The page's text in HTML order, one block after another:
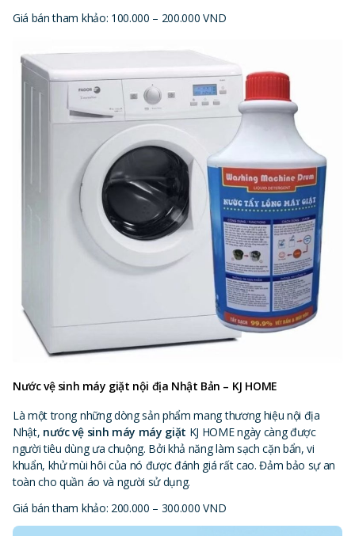
Giá bán tham khảo: 100.000 – 200.000 VND
Nước vệ sinh máy giặt nội địa Nhật Bản – KJ HOME
Là một trong những dòng sản phẩm mang thương hiệu nội địa
Nhật, nước vệ sinh máy máy giặt KJ HOME ngày càng được
người tiêu dùng ưa chuộng. Bởi khả năng làm sạch cặn bẩn, vi
khuẩn, khử mùi hôi của nó được đánh giá rất cao. Đảm bảo sự an
toàn cho quần áo và người sử dụng.
Giá bán tham khảo: 200.000 – 300.000 VND